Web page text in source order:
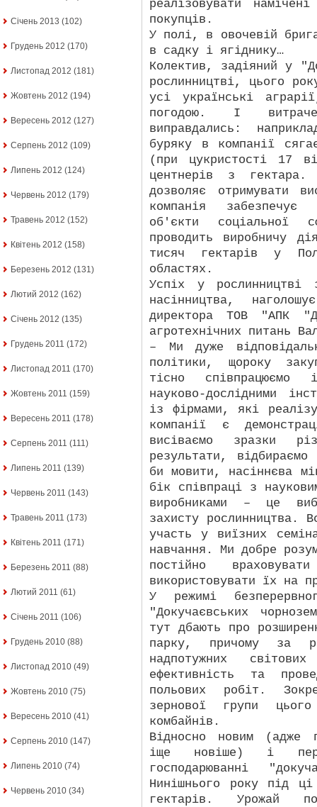
Січень 2013 (102)
Грудень 2012 (170)
Листопад 2012 (181)
Жовтень 2012 (194)
Вересень 2012 (127)
Серпень 2012 (109)
Липень 2012 (124)
Червень 2012 (179)
Травень 2012 (152)
Квітень 2012 (158)
Березень 2012 (131)
Лютий 2012 (162)
Січень 2012 (135)
Грудень 2011 (172)
Листопад 2011 (170)
Жовтень 2011 (159)
Вересень 2011 (178)
Серпень 2011 (111)
Липень 2011 (139)
Червень 2011 (143)
Травень 2011 (173)
Квітень 2011 (171)
Березень 2011 (88)
Лютий 2011 (61)
Січень 2011 (106)
Грудень 2010 (88)
Листопад 2010 (49)
Жовтень 2010 (75)
Вересень 2010 (41)
Серпень 2010 (147)
Липень 2010 (74)
Червень 2010 (34)
реалізовувати
покупців.
У полі, в овочевій
в садку і ягіднику…
Колектив, задіяний у
рослинництві, цього
усі українські
погодою. І
виправдались:
буряку в компанії
(при цукристості 17
центнерів з
дозволяє отримувати
компанія
об'єкти соціальної
проводить виробничу
тисяч гектарів у
областях.
Успіх у рослинництві
насінництва,
директора ТОВ "АПК
агротехнічних питань
– Ми дуже
політики, щороку
тісно співпрацюємо
науково-дослідними
із фірмами, які
компанії є
висіваємо зразки
результати,
би мовити, насіннєва
бік співпраці з
виробниками – це
захисту рослинництва.
участь у виїзних
навчання. Ми добре
постійно
використовувати їх на
У режимі
"Докучаєвських
тут дбають про
парку, причому за
надпотужних
ефективність та
польових робіт.
зернової групи
комбайнів.
Відносно новим (адже
іще новіше) і
господарюванні
Нинішнього року під
гектарів. Урожай